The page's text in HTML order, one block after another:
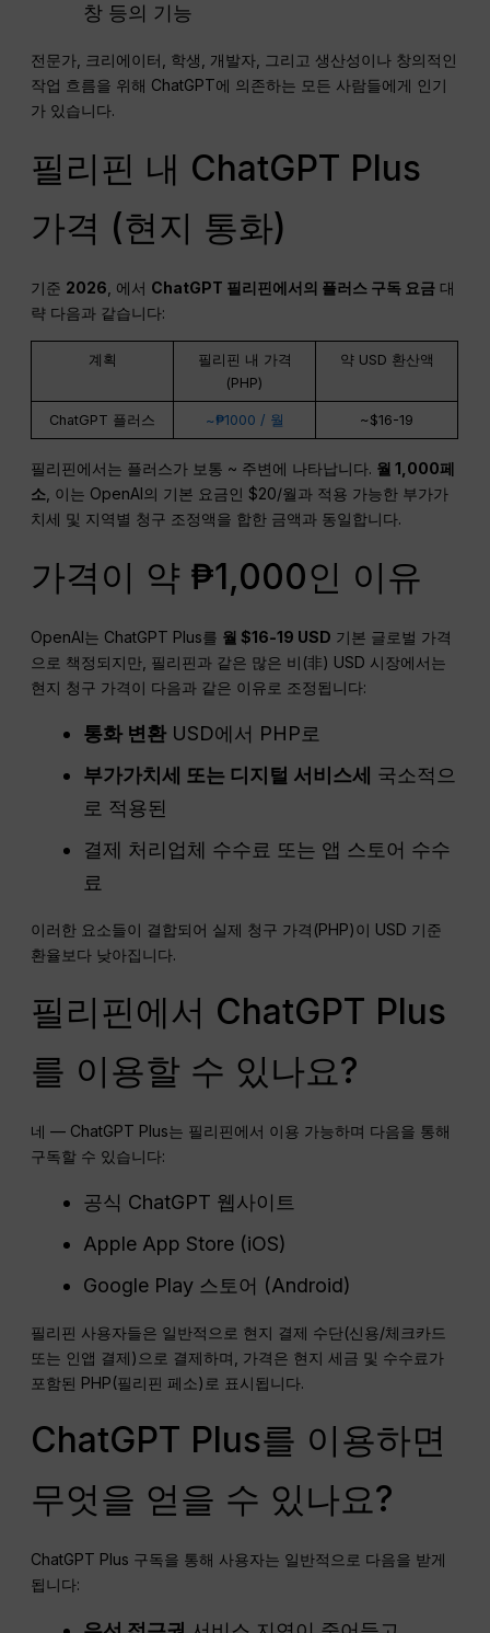
창 등의 기능
전문가, 크리에이터, 학생, 개발자, 그리고 생산성이나 창의적인
작업 흐름을 위해 ChatGPT에 의존하는 모든 사람들에게 인기
가 있습니다.
필리핀 내 ChatGPT Plus
가격 (현지 통화)
기준 2026 , 에서 ChatGPT 필리핀에서의 플러스 구독 요금 대
략 다음과 같습니다:
계획
필리핀 내 가격
(PHP)
약 USD 환산액
ChatGPT 플러스 ~₱1000 / 월 ~$16-19
필리핀에서는 플러스가 보통 ~ 주변에 나타납니다. 월 1,000페
소 , 이는 OpenAI의 기본 요금인 $20/월과 적용 가능한 부가가
치세 및 지역별 청구 조정액을 합한 금액과 동일합니다.
가격이 약 ₱1,000인 이유
OpenAI는 ChatGPT Plus를 월 $16-19 USD 기본 글로벌 가격
으로 책정되지만, 필리핀과 같은 많은 비(非) USD 시장에서는
현지 청구 가격이 다음과 같은 이유로 조정됩니다:
통화 변환 USD에서 PHP로
부가가치세 또는 디지털 서비스세 국소적으
로 적용된
결제 처리업체 수수료 또는 앱 스토어 수수
료
이러한 요소들이 결합되어 실제 청구 가격(PHP)이 USD 기준
환율보다 낮아집니다.
필리핀에서 ChatGPT Plus
를 이용할 수 있나요?
네 — ChatGPT Plus는 필리핀에서 이용 가능하며 다음을 통해
구독할 수 있습니다:
공식 ChatGPT 웹사이트
Apple App Store (iOS)
Google Play 스토어 (Android)
필리핀 사용자들은 일반적으로 현지 결제 수단(신용/체크카드
또는 인앱 결제)으로 결제하며, 가격은 현지 세금 및 수수료가
포함된 PHP(필리핀 페소)로 표시됩니다.
ChatGPT Plus를 이용하면
무엇을 얻을 수 있나요?
ChatGPT Plus 구독을 통해 사용자는 일반적으로 다음을 받게
됩니다: